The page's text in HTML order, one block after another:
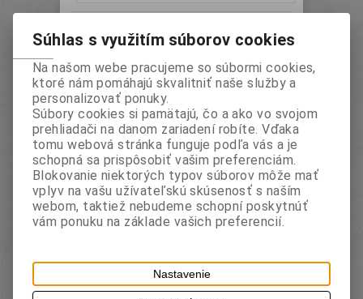
Orezávadlo plastové so zásobníkom
Katalógové číslo:
BDA0769
Záruka (mesiacov): 24
Termín dodania (dni): 2
plastové, so zásobníkom, mix farieb, balené v
papierovej krabičke
Súhlas s využitím súborov cookies
Na našom webe pracujeme so súbormi cookies,
ktoré nám pomáhajú skvalitniť naše služby a
personalizovať ponuky.
Súbory cookies si pamätajú, čo a ako vo svojom
prehliadači na danom zariadení robíte. Vďaka
tomu webová stránka funguje podľa vás a je
schopná sa prispôsobiť vašim preferenciám.
Blokovanie niektorých typov súborov môže mať
vplyv na vašu užívateľskú skúsenosť s naším
webom, taktiež nebudeme schopní poskytnúť
vám ponuku na základe vašich preferencií.
Nastavenie